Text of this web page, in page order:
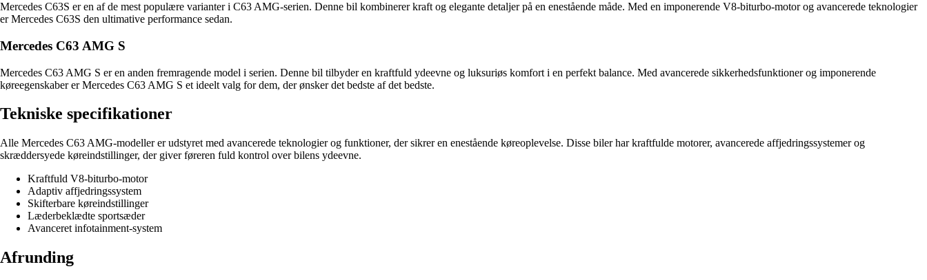
Mercedes C63S er en af de mest populære varianter i C63 AMG-serien. Denne bil kombinerer kraft og elegante detaljer på en enestående måde. Med en imponerende V8-biturbo-motor og avancerede teknologier
er Mercedes C63S den ultimative performance sedan.
Mercedes C63 AMG S
Mercedes C63 AMG S er en anden fremragende model i serien. Denne bil tilbyder en kraftfuld ydeevne og luksuriøs komfort i en perfekt balance. Med avancerede sikkerhedsfunktioner og imponerende
køreegenskaber er Mercedes C63 AMG S et ideelt valg for dem, der ønsker det bedste af det bedste.
Tekniske specifikationer
Alle Mercedes C63 AMG-modeller er udstyret med avancerede teknologier og funktioner, der sikrer en enestående køreoplevelse. Disse biler har kraftfulde motorer, avancerede affjedringssystemer og
skræddersyede køreindstillinger, der giver føreren fuld kontrol over bilens ydeevne.
Kraftfuld V8-biturbo-motor
Adaptiv affjedringssystem
Skifterbare køreindstillinger
Læderbeklædte sportsæder
Avanceret infotainment-system
Afrunding